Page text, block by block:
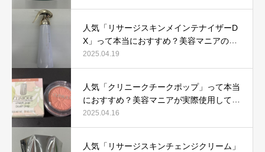
証！
人気「リサージスキンメインテナイザーD
X」って本当におすすめ？美容マニアの私
が実際使用して、口コミを検証！
2025.04.19
人気「クリニークチークポップ」って本当
におすすめ？美容マニアが実際使用して口
コミを検証！
2025.04.16
人気「リサージスキンチェンジクリーム」